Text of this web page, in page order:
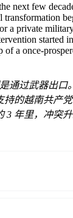
next few
a private
started
a once-
通过武器出口
的越南共产
3 年里，冲突